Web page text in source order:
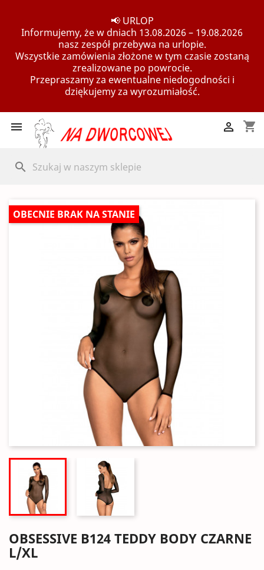
📢 URLOP
Informujemy, że w dniach 13.08.2026 – 19.08.2026
nasz zespół przebywa na urlopie.
Wszystkie zamówienia złożone w tym czasie zostaną
zrealizowane po powrocie.
Przepraszamy za ewentualne niedogodności i
dziękujemy za wyrozumiałość.
 shopping_cart

search
OBECNIE BRAK NA STANIE
OBSESSIVE B124 TEDDY BODY CZARNE
L/XL